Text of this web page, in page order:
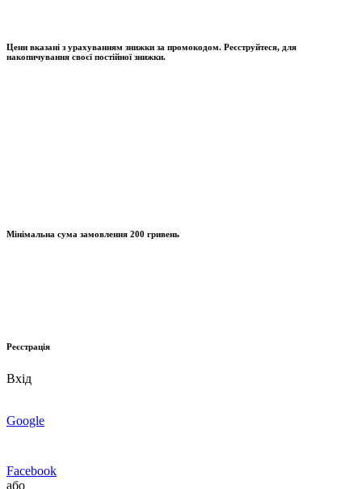
Цени вказані з урахуванням знижки за промокодом. Реєструйтеся, для
накопичування своєї постійної знижки.
Мінімальна сума замовлення 200 гривень
Реєстрація
Вхід
Google
Facebook
або